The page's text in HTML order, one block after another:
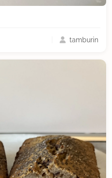
tamburin